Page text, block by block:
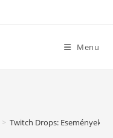
Menu
> Twitch Drops: Események